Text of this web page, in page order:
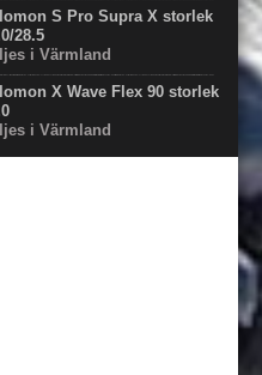
S Pro Supra X storlek
28.5
i Värmland
X Wave Flex 90 storlek
i Värmland